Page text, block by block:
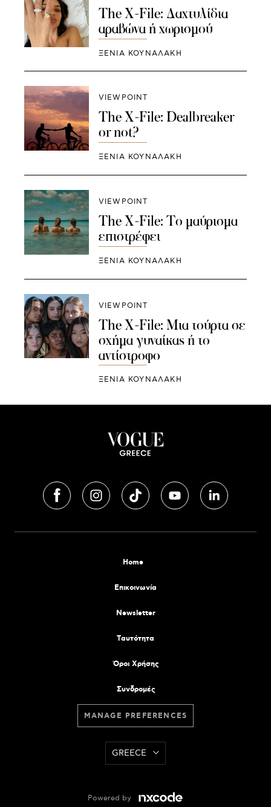
The X-File: Δαχτυλίδια
αραβώνα ή χωρισμού
ΞΕΝΙΑ ΚΟΥΝΑΛΑΚΗ
VIEWPOINT
The X-File: Dealbreaker
or not?
ΞΕΝΙΑ ΚΟΥΝΑΛΑΚΗ
VIEWPOINT
The X-File: Το μαύρισμα
επιστρέφει
ΞΕΝΙΑ ΚΟΥΝΑΛΑΚΗ
VIEWPOINT
The X-File: Μια τούρτα σε
σχήμα γυναίκας ή το
αντίστροφο
ΞΕΝΙΑ ΚΟΥΝΑΛΑΚΗ
Home
Επικοινωνία
Newsletter
Tαυτότητα
Όροι Χρήσης
Συνδρομές
MANAGE PREFERENCES
GREECE
Powered by